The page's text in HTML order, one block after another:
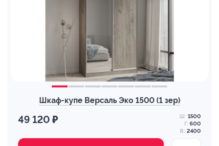
Шкаф-купе Версаль Эко 1500 (1 зер)
49 120 ₽ Ш: 1500
Г: 600
В: 2400